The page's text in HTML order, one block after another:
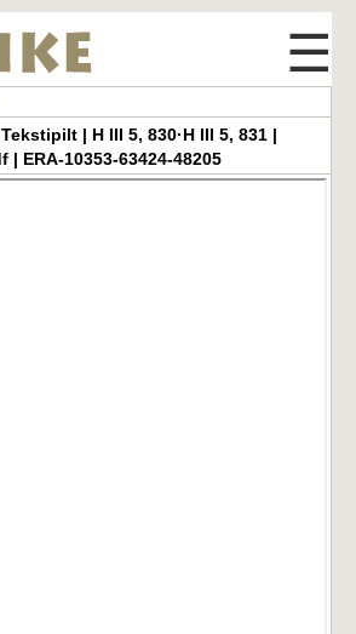
☰
| H III 5, 830·H III 5, 831 |
| ERA-10353-63424-48205